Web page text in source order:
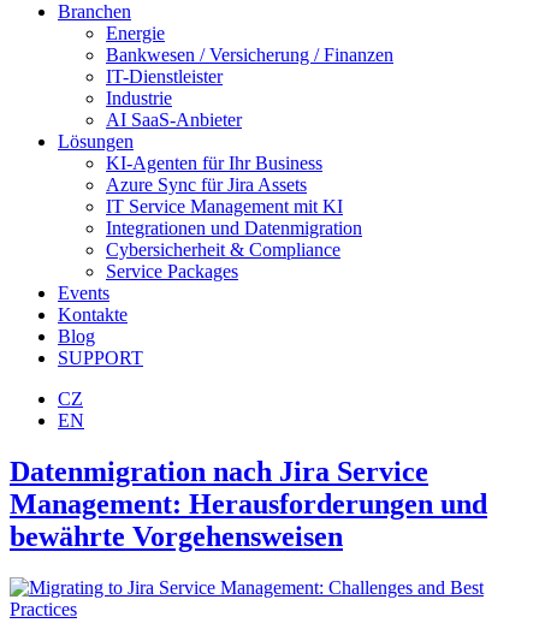
Branchen
Energie
Bankwesen / Versicherung / Finanzen
IT-Dienstleister
Industrie
AI SaaS-Anbieter
Lösungen
KI-Agenten für Ihr Business
Azure Sync für Jira Assets
IT Service Management mit KI
Integrationen und Datenmigration
Cybersicherheit & Compliance
Service Packages
Events
Kontakte
Blog
SUPPORT
CZ
EN
Datenmigration nach Jira Service
Management: Herausforderungen und
bewährte Vorgehensweisen